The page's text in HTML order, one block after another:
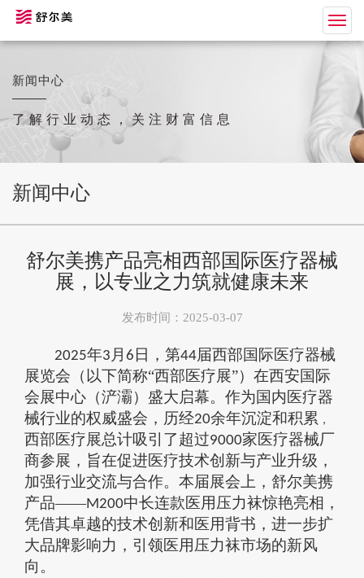
新闻中心
了解行业动态，关注财富信息
新闻中心
舒尔美携产品亮相西部国际医疗器械
展，以专业之力筑就健康未来
发布时间：2025-03-07
2025年3 月 6 日，第44届西部国际医疗器械
展览会（以下简称“西部医疗展”）在西安国际
会展中心（浐灞）盛大启幕。作为国内医疗器
械行业的权威盛会，历经20余年沉淀和积累 ，
西部医疗展总计吸引了超过9000家医疗器械厂
商参展，旨在促进医疗技术创新与产业升级，
加强行业交流与合作。本届展会上，舒尔美携
产品——M200中长连款医用压力袜惊艳亮相，
凭借其卓越的技术创新和医用背书，进一步扩
大品牌影响力，引领医用压力袜市场的新风
向。